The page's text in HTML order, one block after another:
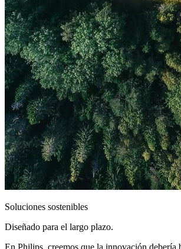
Soluciones sostenibles
Diseñado para el largo plazo.
En Philips, creemos que la innovación debería